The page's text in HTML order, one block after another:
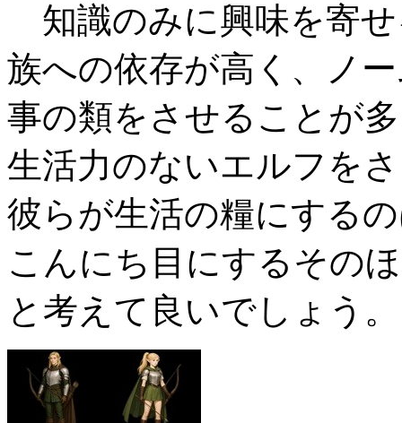
知識のみに興味を寄
族への依存が高く、ノ
事の類をさせることが
生活力のないエルフを
彼らが生活の糧にする
こんにち目にするその
と考えて良いでしょう。